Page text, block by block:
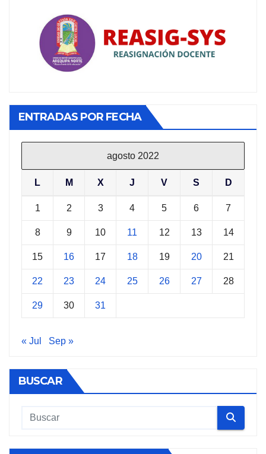
ENTRADAS POR FECHA
agosto 2022
L M X J V S D
1 2 3 4 5 6 7
8 9 10 11 12 13 14
15 16 17 18 19 20 21
22 23 24 25 26 27 28
29 30 31
« Jul Sep »
BUSCAR